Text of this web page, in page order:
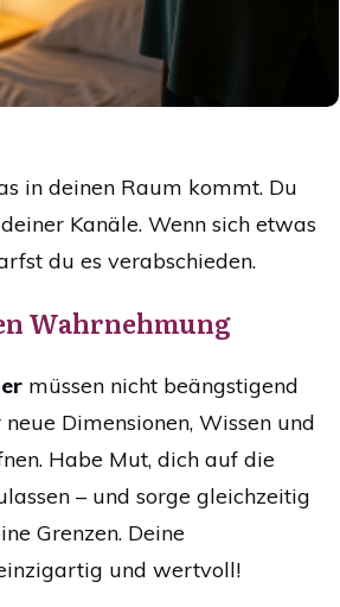
in deinen Raum kommt. Du
Kanäle. Wenn sich etwas
du es verabschieden.
Wahrnehmung
müssen nicht beängstigend
Dimensionen, Wissen und
Habe Mut, dich auf die
– und sorge gleichzeitig
Grenzen. Deine
und wertvoll!